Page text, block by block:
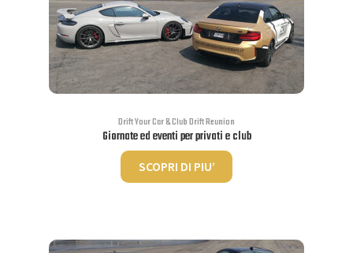
scelte
nella
pagina
prodotto
Drift Your Car & Club Drift Reunion
Giornate ed eventi per privati e club
SCOPRI DI PIU’